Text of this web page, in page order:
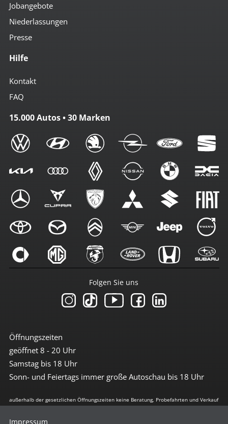
Jobangebote
Niederlassungen
Presse
Hilfe
Kontakt
FAQ
15.000 Autos • 30 Marken
Öffnungszeiten
geöffnet 8 - 20 Uhr
Samstag bis 18 Uhr
Sonn- und Feiertags immer große Autoschau bis 18 Uhr
Folgen Sie uns
außerhalb der gesetzlichen Öffnungszeiten keine Beratung, Probefahrten und Verkauf
Impressum